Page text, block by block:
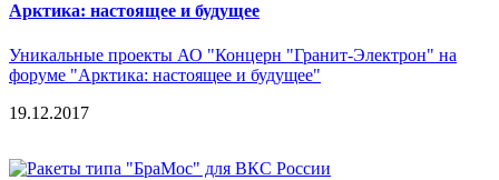
Арктика: настоящее и будущее
Уникальные проекты АО "Концерн "Гранит-Электрон" на
форуме "Арктика: настоящее и будущее"
19.12.2017